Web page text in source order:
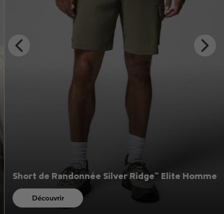
Previous
Slide
Next
Slide
Short de Randonnée Silver Ridge™ Elite Homme
Découvrir